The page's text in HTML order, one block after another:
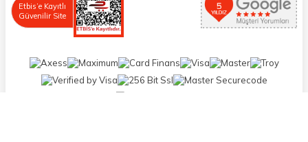
Etbis’e Kayıtlı
Güvenilir Site